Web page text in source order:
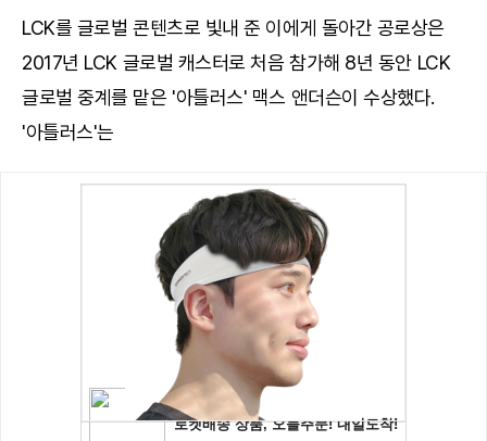
LCK를 글로벌 콘텐츠로 빛내 준 이에게 돌아간 공로상은
2017년 LCK 글로벌 캐스터로 처음 참가해 8년 동안 LCK
글로벌 중계를 맡은 '아틀러스' 맥스 앤더슨이 수상했다.
'아틀러스'는